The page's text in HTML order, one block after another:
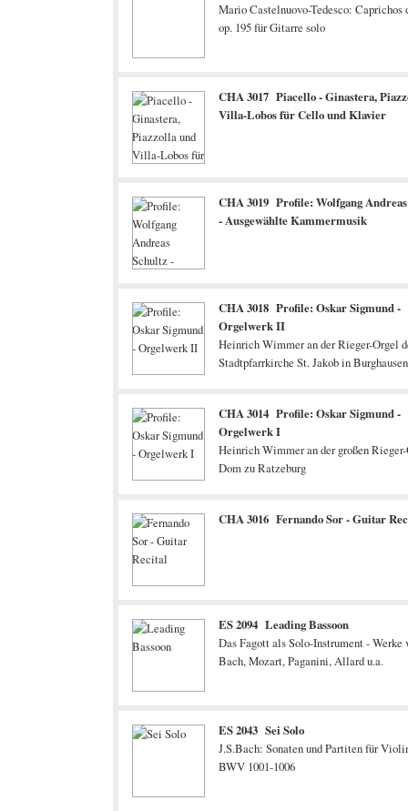
Mario Castelnuovo-Tedesco: Caprichos
op. 195 für Gitarre solo
CHA 3017 Piacello - Ginastera,
Villa-Lobos für Cello und Klavier
CHA 3019 Profile: Wolfgang
- Ausgewählte Kammermusik
CHA 3018 Profile: Oskar Sigmund -
Orgelwerk II
Heinrich Wimmer an der Rieger-Orgel
Stadtpfarrkirche St. Jakob in
CHA 3014 Profile: Oskar Sigmund -
Orgelwerk I
Heinrich Wimmer an der großen
Dom zu Ratzeburg
CHA 3016 Fernando Sor - Guitar
ES 2094 Leading Bassoon
Das Fagott als Solo-Instrument - Werke
Bach, Mozart, Paganini, Allard u.a.
ES 2043 Sei Solo
J.S.Bach: Sonaten und Partiten für
BWV 1001-1006